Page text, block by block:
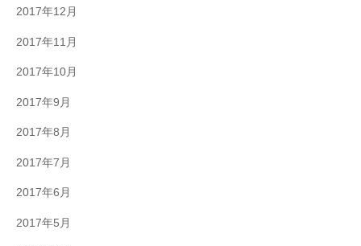
2017年12月
2017年11月
2017年10月
2017年9月
2017年8月
2017年7月
2017年6月
2017年5月